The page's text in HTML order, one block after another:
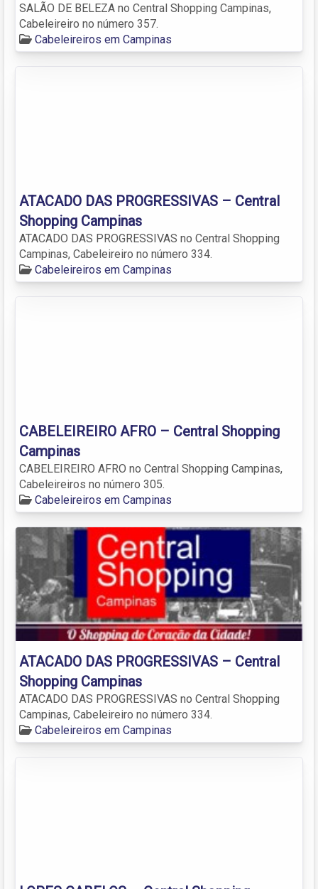
SALÃO DE BELEZA no Central Shopping Campinas,
Cabeleireiro no número 357.
Cabeleireiros em Campinas
ATACADO DAS PROGRESSIVAS – Central
Shopping Campinas
ATACADO DAS PROGRESSIVAS no Central Shopping
Campinas, Cabeleireiro no número 334.
Cabeleireiros em Campinas
CABELEIREIRO AFRO – Central Shopping
Campinas
CABELEIREIRO AFRO no Central Shopping Campinas,
Cabeleireiros no número 305.
Cabeleireiros em Campinas
ATACADO DAS PROGRESSIVAS – Central
Shopping Campinas
ATACADO DAS PROGRESSIVAS no Central Shopping
Campinas, Cabeleireiro no número 334.
Cabeleireiros em Campinas